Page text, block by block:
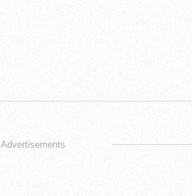
Advertisements